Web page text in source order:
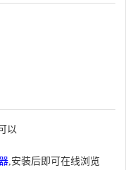
以
,安装后即可在线浏览